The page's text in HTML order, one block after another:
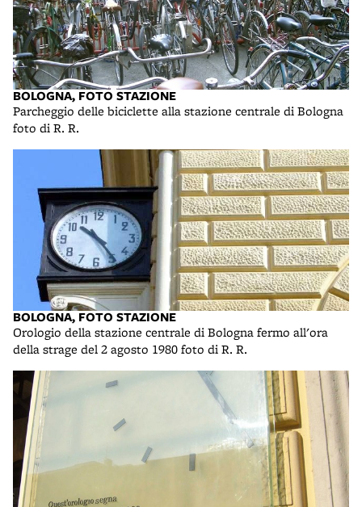
BOLOGNA, FOTO STAZIONE
Parcheggio delle biciclette alla stazione centrale di Bologna
foto di R. R.
BOLOGNA, FOTO STAZIONE
Orologio della stazione centrale di Bologna fermo all'ora
della strage del 2 agosto 1980 foto di R. R.